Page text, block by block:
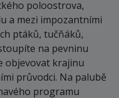
poloostrova,
a mezi impozantními
ptáků, tučňáků,
na pevninu
objevovat krajinu
průvodci. Na palubě
programu